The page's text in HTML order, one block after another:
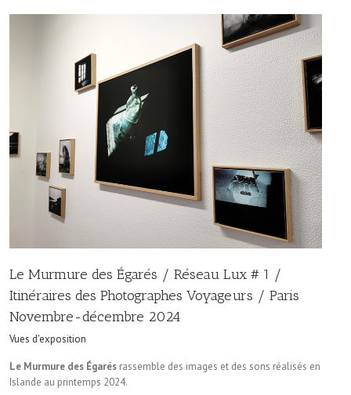
Le Murmure des Égarés / Réseau Lux # 1 /
Itinéraires des Photographes Voyageurs / Paris
Novembre-décembre 2024
Vues d'exposition
Le Murmure des Égarés rassemble des images et des sons réalisés en
Islande au printemps 2024.